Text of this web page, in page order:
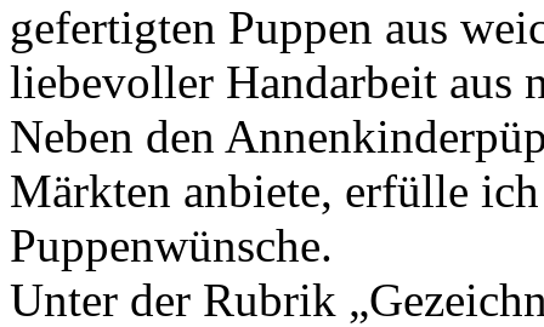
gefertigten Puppen aus
liebevoller Handarbeit aus
Neben den
Märkten anbiete, erfülle
Puppenwünsche.
Unter der Rubrik